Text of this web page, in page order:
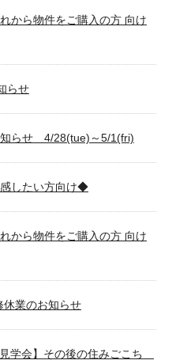
から物件をご購入の方 向け
らせ
知らせ 4/28(tue)～5/1(fri)
したい方向け◆
から物件をご購入の方 向け
業のお知らせ
学会】その後の住みごこち